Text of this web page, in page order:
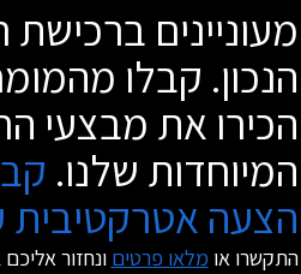
מעוניינים
הנכון. קבלו
הכירו את מבצעי
המיוחדות שלנו.
הצעה אטרקטיבית
התקשרו או מלאו פרטים ונחזור